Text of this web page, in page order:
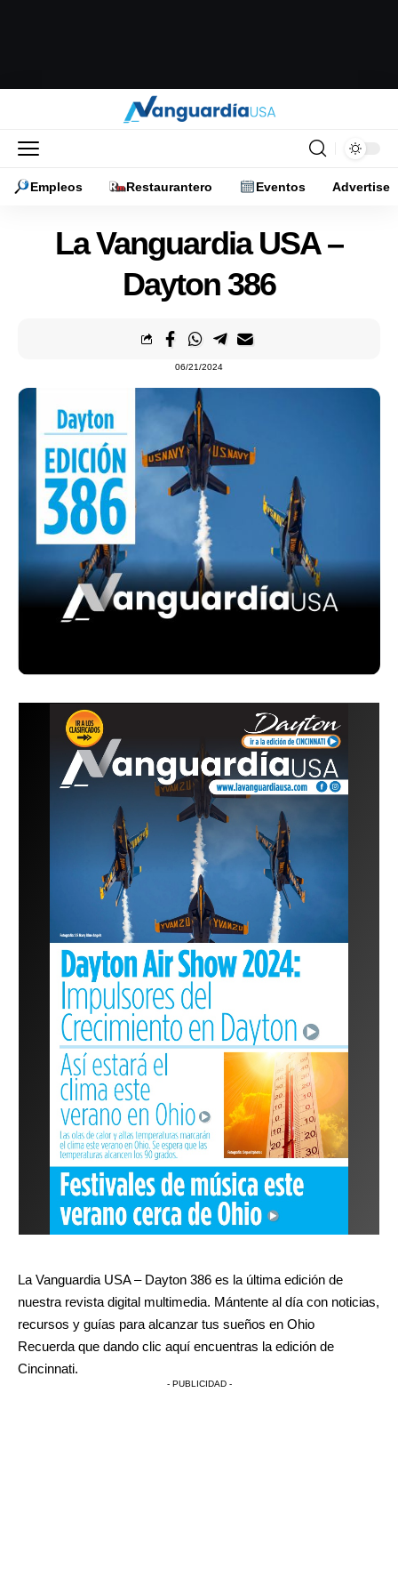
Empleos Restaurantero Eventos Advertise
La Vanguardia USA –
Dayton 386
06/21/2024
La Vanguardia USA – Dayton 386 es la última edición de
nuestra revista digital multimedia. Mántente al día con noticias,
recursos y guías para alcanzar tus sueños en Ohio
Recuerda que dando clic aquí encuentras la edición de
Cincinnati.
- PUBLICIDAD -